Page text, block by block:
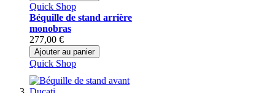
Quick Shop
Béquille de stand arrière
monobras
277,00 €
Ajouter au panier
Quick Shop